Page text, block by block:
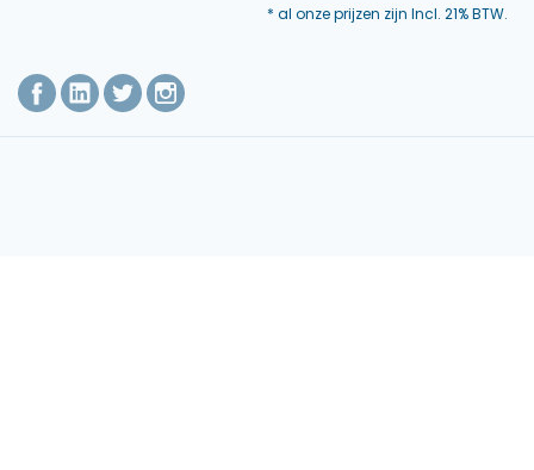
* al onze prijzen zijn Incl. 21% BTW.